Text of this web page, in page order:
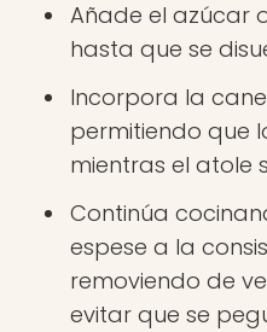
Añade el azúcar
hasta que se
Incorpora la
permitiendo que
mientras el atole
Continúa
espese a la
removiendo de
evitar que se